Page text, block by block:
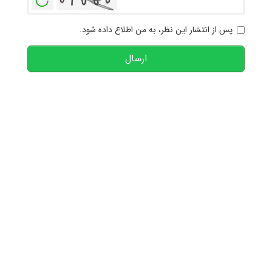
پس از انتشار این نظر، به من اطلاع داده شود.
ارسال